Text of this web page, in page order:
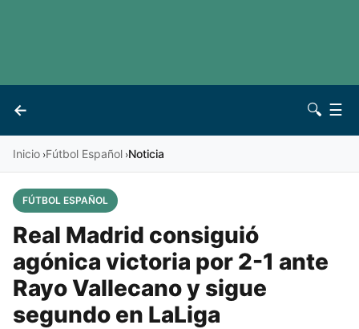
←
Vives 🔍 ☰
Inicio ›Fútbol Español ›Noticia
FÚTBOL ESPAÑOL
Real Madrid consiguió
agónica victoria por 2-1 ante
Rayo Vallecano y sigue
segundo en LaLiga